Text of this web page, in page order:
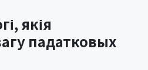
якія
падатковых